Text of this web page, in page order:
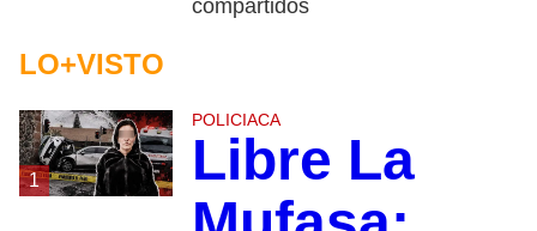
compartidos
LO+VISTO
1
POLICIACA
Libre La